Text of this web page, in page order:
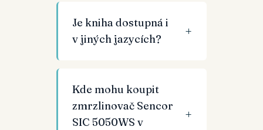
Je kniha dostupná i
v jiných jazycích?
Kde mohu koupit
zmrzlinovač Sencor
SIC 5050WS v